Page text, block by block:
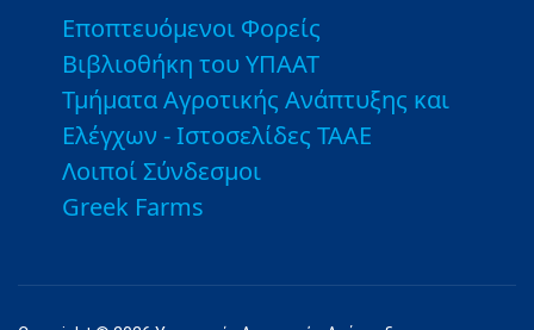
Εποπτευόμενοι Φορείς
Βιβλιοθήκη του ΥΠΑΑΤ
Τμήματα Αγροτικής Ανάπτυξης και
Ελέγχων - Ιστοσελίδες ΤΑΑΕ
Λοιποί Σύνδεσμοι
Greek Farms